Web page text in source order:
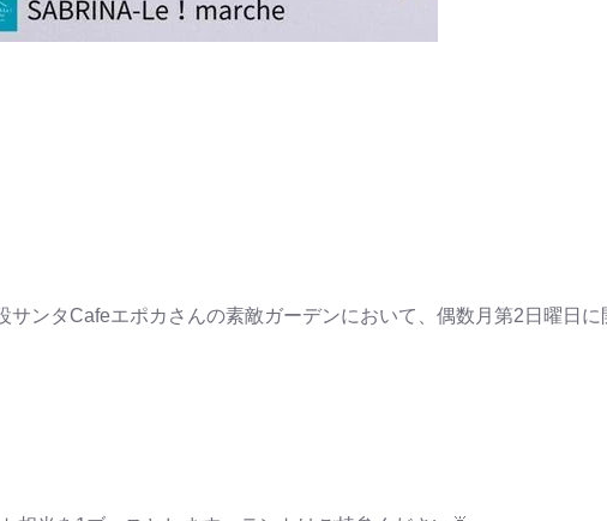
サンタCafeエポカさんの素敵ガーデンにおいて、偶数月第2日曜日に